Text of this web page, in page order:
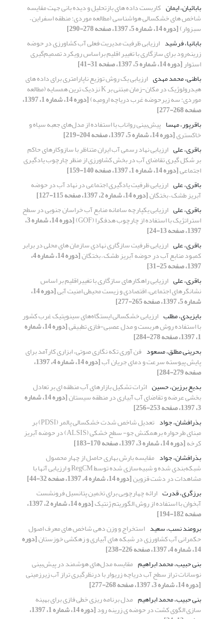
بابائیان، ایمان کاربست داده های بازتحلیل و دیده بانی جهت مقایسه
شاخص های خشکسالی هواشناسی (مطالعه موردی: منطقه اسفراین –
سبزوار)[دوره 14، شماره 5، 1397، صفحه 278-290]
بابانیا، فرشید ارزیابی ظرفیت مدیریت فعلی آب کشاورزی در حوضه
زرینه‌رود برای سازگاری با تغییر اقلیم براساس رویکرد تصمیم‌گیری
استوار[دوره 14، شماره 5، 1397، صفحه 31-41]
باطنی، محمد مهدی ارزیابی یک روش توزیع ناپارامتری برای داده های
هیدرولوژیک در مکان-زمان مبتنی بر K نزدیک ترین همسایه (مطالعه
موردی: سه زیرحوضه غرب دریاچه ارومیه) [دوره 14، شماره 1، 1397،
صفحه 268-277]
باقرپور، مهسا پیش‌بینی رواناب با استفاده از مدل‌های جعبه سیاه و
خاکستری[دوره 14، شماره 5، 1397، صفحه 204-219]
باقری، علی ارزیابی نهاد رسمی آب ایران متناظر با سازوکارهای حاکم
بر شکل گیری تقاضای آب در بخش کشاورزی از منظر چارچوب یادگیری
اجتماعی[دوره 14، شماره 1، 1397، صفحه 140-159]
باقری، علی ارزیابی ظرفیت یادگیری اجتماعی در نهاد آب در حوضه‌
آبریز طشک – بختگان[دوره 14، شماره 2، 1397، صفحه 115-127]
باقری، علی ارزیابی یکپارچه سامانه منابع آب خراسان جنوبی در سطح
استراتژیک با استفاده از چارچوب هدفگرا (GOF) [دوره 14، شماره 3،
1397، صفحه 13-24]
باقری، علی ارزیابی ظرفیت سازگاری نهادی سازمان های محلی در برابر
کمبود منابع آب در حوضه آبریز طشک – بختگان [دوره 14، شماره 4،
1397، صفحه 25-31]
باقری، علی ارزیابی راهکارهای سازگاری با تغییراقلیم بر اساس
نشانگرهای اجتماعی، اقتصادی و زیست محیطی امنیت آبی [دوره 14،
شماره 5، 1397، صفحه 265-277]
بایزیدی، مطلب ارزیابی خشکسالی ایستگاه‌های سینوپتیک غرب کشور
با استفاده روش هربست و مدل عصبی-فازی تطبیقی [دوره 14، شماره
1، 1397، صفحه 278-284]
بحرینی مطلق، مسعود فن آوری تکه نگاری صوتی، ابزاری کارآمد برای
پایش پیوسته سرعت و دمای جریان آب [دوره 14، شماره 4، 1397،
صفحه 279-284]
بدیع برزین، حسین اثرات تشکیل بازارهای آب منطقه ای بر تعادل
بخشی عرضه و تقاضای آب آبیاری در منطقه سیستان [دوره 14، شماره
3، 1397، صفحه 253-256]
بذرافشان، جواد
تعدیل شاخص شدت خشکسالی پالمر (PDSI) بر
مبنای طرحواره برهمکنش جو- سطح خشکی (ALSIS) در حوضه آبریز
کرخه[دوره 14، شماره 3، 1397، صفحه 170-183]
بذرافشان، جواد مقایسه بارش بهاری حاصل از چهار محصول
شبکه‌بندی شده و شبیه‌سازی شده توسط RegCM و ارزیابی آنها با
مشاهدات در دشت قزوین[دوره 14، شماره 4، 1397، صفحه 32-44]
برزگری، قدرت ارائه چهارچوبی برای تخمین پتانسیل فرونشست
آبخوان با استفاده از روش الگوریتم ژنتیک [دوره 14، شماره 2، 1397،
صفحه 182-194]
برومند نسب، سعید استخراج و وزن دهی شاخص های معرف اصول
حکمرانی آب کشاورزی در شبکه های آبیاری و زهکشی خوزستان[دوره
14، شماره 4، 1397، صفحه 226-238]
بنی حبیب، محمد ابراهیم مقایسه مدل‌های هوشمند در پیش‌بینی
نوسانات تراز سطح آب دریاچه زریوار با درنظرگیری تراز آب زیرزمینی
[دوره 14، شماره 3، 1397، صفحه 268-277]
بنی حبیب، محمد ابراهیم مدل برنامه ریزی خطی فازی برای بهینه
سازی الگوی کشت در حوضه ی زرینه رود [دوره 14، شماره 1، 1397،